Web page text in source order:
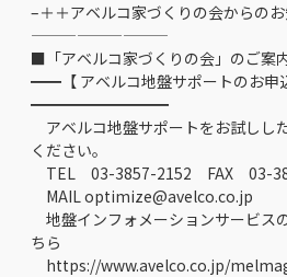
–＋＋アベルコ家づくりの会からの
—————————
■「アベルコ家づくりの会」のご案
━━【 アベルコ地盤サポートのお申
━━━━━━━━━
アベルコ地盤サポートをお試しし
ください。
TEL 03-3857-2152 FAX 03-
MAIL optimize@avelco.co.jp
地盤インフォメーションサービス
ちら
https://www.avelco.co.jp/